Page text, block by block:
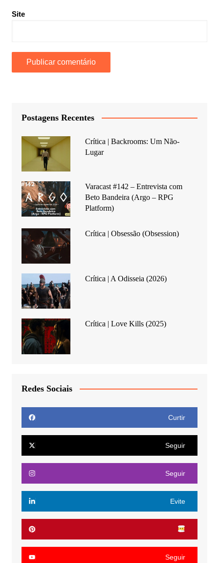
Site
Postagens Recentes
Crítica | Backrooms: Um Não-
Lugar
Varacast #142 – Entrevista com
Beto Bandeira (Argo – RPG
Platform)
Crítica | Obsessão (Obsession)
Crítica | A Odisseia (2026)
Crítica | Love Kills (2025)
Redes Sociais
Curtir
Seguir
Seguir
Evite
Seguir